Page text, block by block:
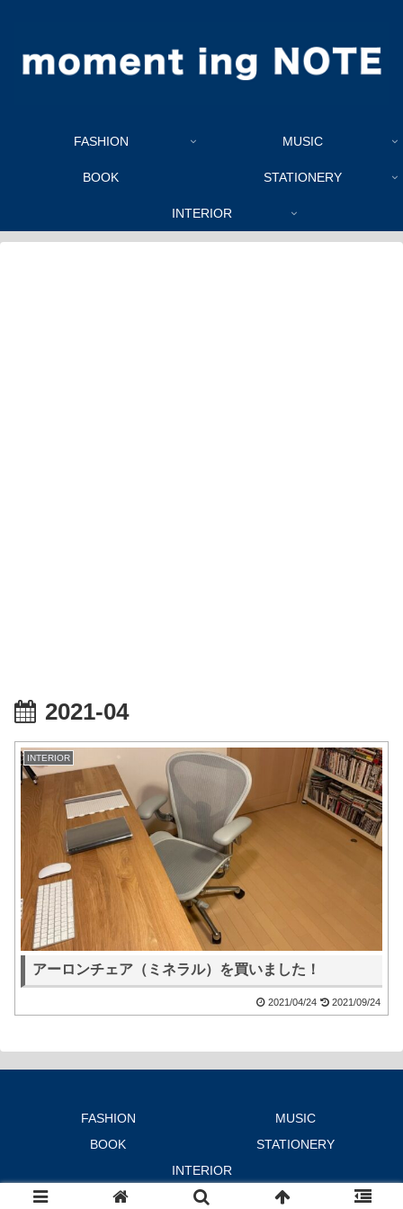
FASHION MUSIC
BOOK STATIONERY
INTERIOR
2021-04
INTERIOR
アーロンチェア（ミネラル）を買いました！
2021/04/24 2021/09/24
FASHION
MUSIC
BOOK
STATIONERY
INTERIOR
© 2019-2026 moment ing NOTE.